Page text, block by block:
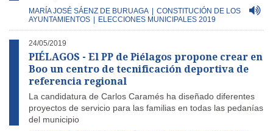
MARÍA JOSÉ SÁENZ DE BURUAGA
CONSTITUCIÓN DE LOS
AYUNTAMIENTOS
ELECCIONES MUNICIPALES 2019
24/05/2019
PIÉLAGOS - El PP de Piélagos propone crear en
Boo un centro de tecnificación deportiva de
referencia regional
La candidatura de Carlos Caramés ha diseñado diferentes
proyectos de servicio para las familias en todas las pedanías
del municipio